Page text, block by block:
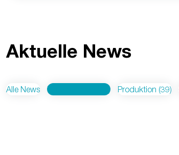
Aktuelle News
Alle News Unternehmen (73) Produktion (39)